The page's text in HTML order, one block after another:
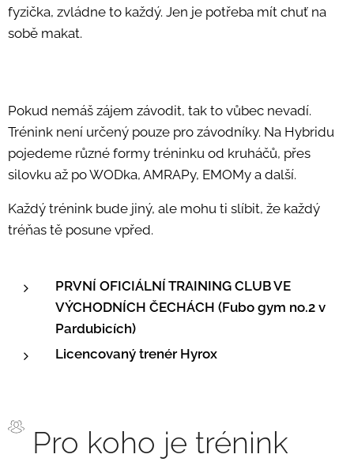
fyzička, zvládne to každý. Jen je potřeba mít chuť na
sobě makat.
Pokud nemáš zájem závodit, tak to vůbec nevadí.
Trénink není určený pouze pro závodníky. Na Hybridu
pojedeme různé formy tréninku od kruháčů, přes
silovku až po WODka, AMRAPy, EMOMy a další.
Každý trénink bude jiný, ale mohu ti slíbit, že každý
tréňas tě posune vpřed.
PRVNÍ OFICIÁLNÍ TRAINING CLUB VE
VÝCHODNÍCH ČECHÁCH (Fubo gym no.2 v
Pardubicích)
Licencovaný trenér Hyrox
Pro koho je trénink